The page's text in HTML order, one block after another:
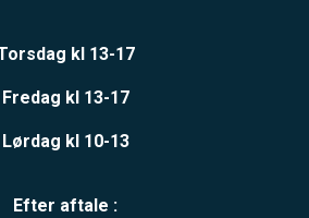
kl 13-17
Fredag kl 13-17
Lørdag kl 10-13
Efter aftale :